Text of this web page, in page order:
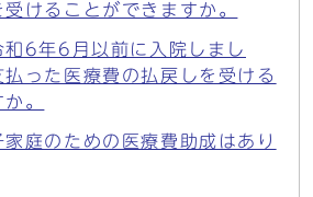
けることができますか。
和6年6月以前に入院しまし
った医療費の払戻しを受ける
。
庭のための医療費助成はあり